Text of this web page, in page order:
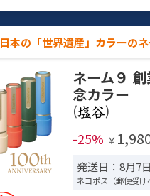
日本の「世界遺産」カラーの
ネーム９
念カラー
(
)
-25% ￥
発送日：8月7
ネコポス（郵便受け